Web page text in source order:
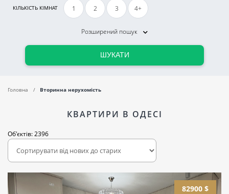
КІЛЬКІСТЬ КІМНАТ 1 2 3 4+
Розширений пошук
ШУКАТИ
Головна Вторинна нерухомість
КВАРТИРИ В ОДЕСІ
Об'єктів: 2396
82900 $